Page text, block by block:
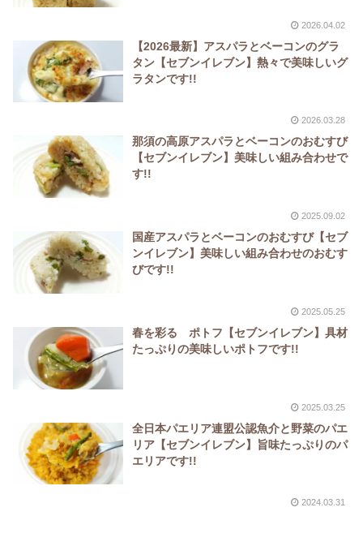
2026.04.02
【2026最新】アスパラとベーコンのグラ
タン【セブンイレブン】熱々で美味しいグ
ラタンです!!
2026.03.28
那須の高原アスパラとベーコンのおむすび
【セブンイレブン】美味しい組み合わせで
す!!
2025.09.02
国産アスパラとベーコンのおむすび【セブ
ンイレブン】美味しい組み合わせのおむす
びです!!
2025.05.25
春を彩る ポトフ【セブンイレブン】具材
たっぷりの美味しいポトフです!!
2025.03.25
全日本パエリア連盟公認魚介と野菜のパエ
リア【セブンイレブン】旨味たっぷりのパ
エリアです!!
2024.03.31